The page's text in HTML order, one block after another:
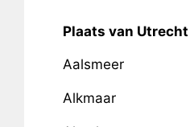
Plaats van
Aalsmeer
Alkmaar